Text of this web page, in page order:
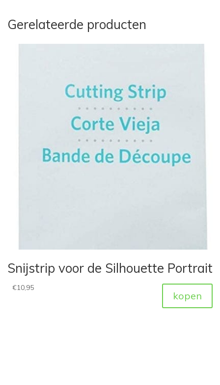
Gerelateerde producten
Snijstrip voor de Silhouette Portrait
€10,95
kopen